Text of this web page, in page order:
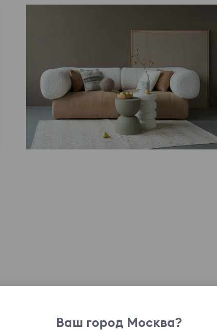
Ваш город Москва?